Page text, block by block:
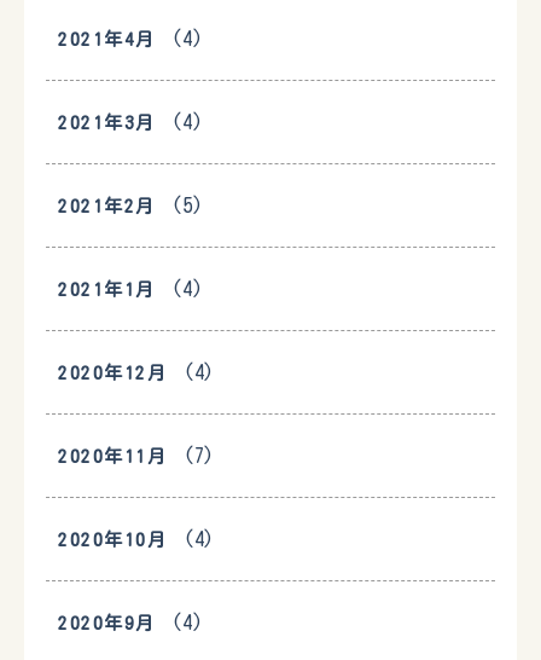
2021年4月 (4)
2021年3月 (4)
2021年2月 (5)
2021年1月 (4)
2020年12月 (4)
2020年11月 (7)
2020年10月 (4)
2020年9月 (4)